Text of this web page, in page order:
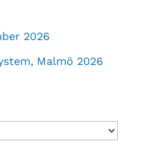
2026
Malmö 2026